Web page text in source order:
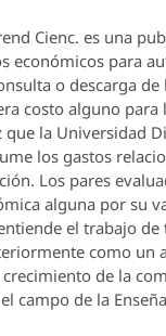
Cienc. es una
económicos para
o descarga
costo alguno para
que la Universidad
los gastos
Los pares
alguna por su
el trabajo de
como un
de la
campo de la